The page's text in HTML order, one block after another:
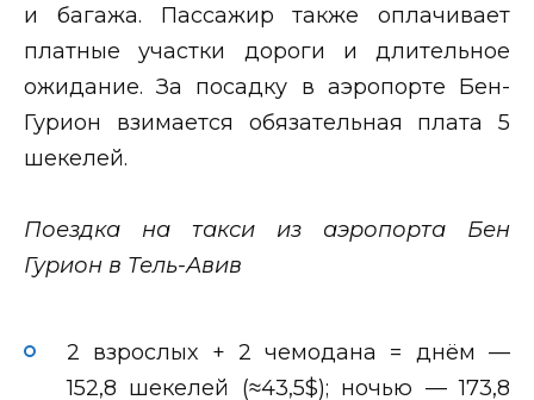
и багажа. Пассажир также оплачивает
платные участки дороги и длительное
ожидание. За посадку в аэропорте Бен-
Гурион взимается обязательная плата 5
шекелей.
Поездка на такси из аэропорта Бен
Гурион в Тель-Авив
2 взрослых + 2 чемодана = днём —
152,8 шекелей (≈43,5$); ночью — 173,8